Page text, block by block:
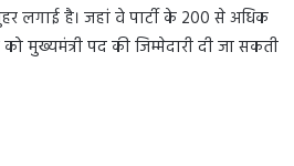
है। जहां वे पार्टी के 200 से अधिक
मुख्यमंत्री पद की जिम्मेदारी दी जा सकती